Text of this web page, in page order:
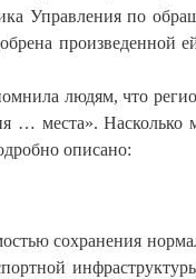
Управления по
произведенной
людям, что
… места». Насколько
описано:
сохранения